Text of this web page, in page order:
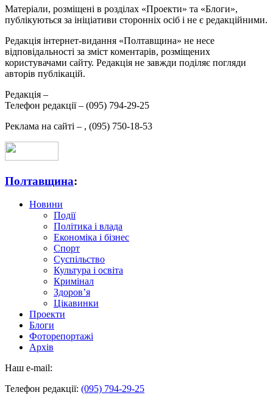
Матеріали, розміщені в розділах «Проекти» та «Блоги»,
публікуються за ініціативи сторонніх осіб і не є редакційними.
Редакція інтернет-видання «Полтавщина» не несе
відповідальності за зміст коментарів, розміщених
користувачами сайту. Редакція не завжди поділяє погляди
авторів публікацій.
Редакція –
Телефон редакції – (095) 794-29-25
Реклама на сайті – , (095) 750-18-53
Полтавщина:
Новини
Події
Політика і влада
Економіка і бізнес
Спорт
Суспільство
Культура і освіта
Кримінал
Здоров’я
Цікавинки
Проекти
Блоги
Фоторепортажі
Архів
Наш e-mail:
Телефон редакції: (095) 794-29-25